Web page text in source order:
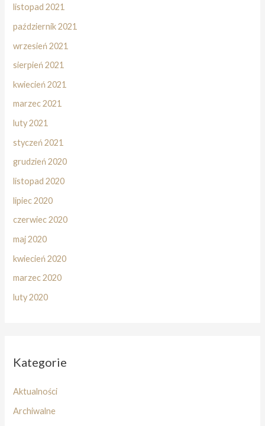
listopad 2021
październik 2021
wrzesień 2021
sierpień 2021
kwiecień 2021
marzec 2021
luty 2021
styczeń 2021
grudzień 2020
listopad 2020
lipiec 2020
czerwiec 2020
maj 2020
kwiecień 2020
marzec 2020
luty 2020
Kategorie
Aktualności
Archiwalne